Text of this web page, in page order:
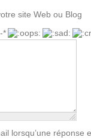
site Web ou Blog
lorsqu’une réponse